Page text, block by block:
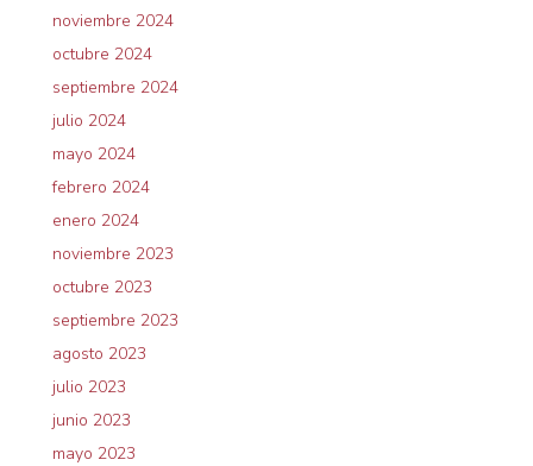
noviembre 2024
octubre 2024
septiembre 2024
julio 2024
mayo 2024
febrero 2024
enero 2024
noviembre 2023
octubre 2023
septiembre 2023
agosto 2023
julio 2023
junio 2023
mayo 2023